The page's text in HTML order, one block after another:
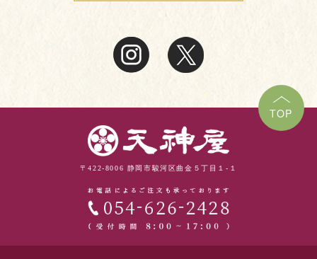
TOP
〒422-8006 静岡市駿河区曲金５丁目１-１